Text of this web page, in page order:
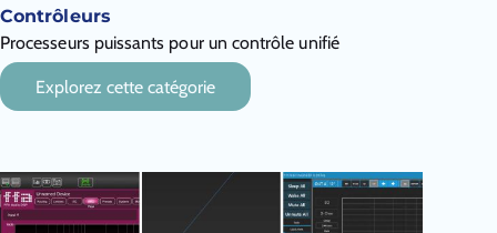
Contrôleurs
Processeurs puissants pour un contrôle unifié
Explorez cette catégorie